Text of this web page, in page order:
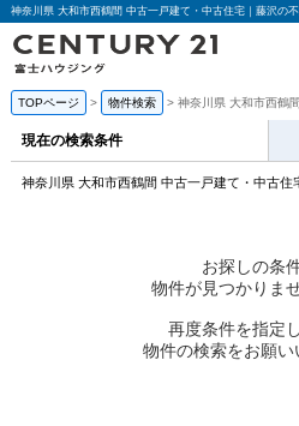
神奈川県 大和市西鶴間 中古一戸建て・中古住宅｜藤沢の
TOPページ 物件検索 神奈川県 大和市西鶴
現在の検索条件
神奈川県 大和市西鶴間 中古一戸建て・中古住
お探しの条
物件が見つかりま
再度条件を指定
物件の検索をお願い